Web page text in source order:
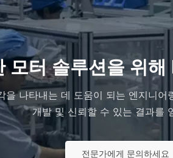
모터 솔루션을 위
을 나타내는 데 도움이 되는 엔지니
개발 및 신뢰할 수 있는 결과를
전문가에게 문의하세요